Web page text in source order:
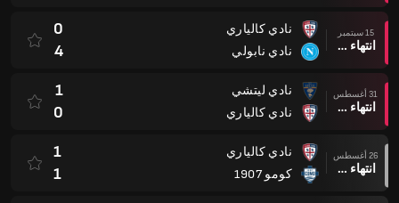
15 سبتمبر
انتهاء وقت المباراة
نادي كالياري
نادي نابولي
0
4
31 أغسطس
انتهاء وقت المباراة
نادي ليتشي
نادي كالياري
1
0
26 أغسطس
انتهاء وقت المباراة
نادي كالياري
كومو 1907
1
1